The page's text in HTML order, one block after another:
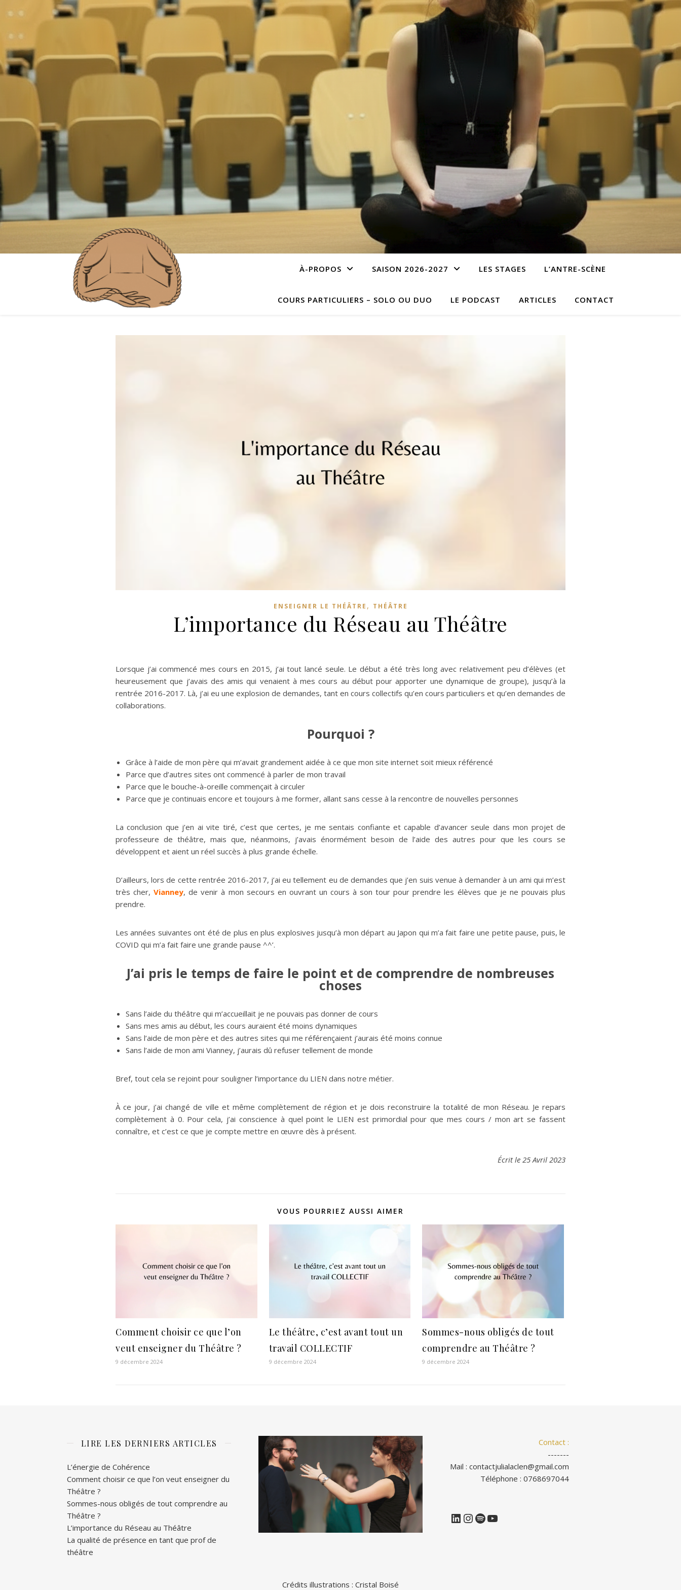
À-PROPOS SAISON 2026-2027 LES STAGES L’ANTRE-SCÈNE
COURS PARTICULIERS – SOLO OU DUO LE PODCAST ARTICLES CONTACT
ENSEIGNER LE THÉÂTRE , THÉÂTRE
L’importance du Réseau au Théâtre
Lorsque j’ai commencé mes cours en 2015, j’ai tout lancé seule. Le début a été très long avec relativement peu d’élèves (et
heureusement que j’avais des amis qui venaient à mes cours au début pour apporter une dynamique de groupe), jusqu’à la
rentrée 2016-2017. Là, j’ai eu une explosion de demandes, tant en cours collectifs qu’en cours particuliers et qu’en demandes de
collaborations.
Pourquoi ?
Grâce à l’aide de mon père qui m’avait grandement aidée à ce que mon site internet soit mieux référencé
Parce que d’autres sites ont commencé à parler de mon travail
Parce que le bouche-à-oreille commençait à circuler
Parce que je continuais encore et toujours à me former, allant sans cesse à la rencontre de nouvelles personnes
La conclusion que j’en ai vite tiré, c’est que certes, je me sentais confiante et capable d’avancer seule dans mon projet de
professeure de théâtre, mais que, néanmoins, j’avais énormément besoin de l’aide des autres pour que les cours se
développent et aient un réel succès à plus grande échelle.
D’ailleurs, lors de cette rentrée 2016-2017, j’ai eu tellement eu de demandes que j’en suis venue à demander à un ami qui m’est
très cher,Vianney, de venir à mon secours en ouvrant un cours à son tour pour prendre les élèves que je ne pouvais plus
prendre.
Les années suivantes ont été de plus en plus explosives jusqu’à mon départ au Japon qui m’a fait faire une petite pause, puis, le
COVID qui m’a fait faire une grande pause ^^’.
J’ai pris le temps de faire le point et de comprendre de nombreuses
choses
Sans l’aide du théâtre qui m’accueillait je ne pouvais pas donner de cours
Sans mes amis au début, les cours auraient été moins dynamiques
Sans l’aide de mon père et des autres sites qui me référençaient j’aurais été moins connue
Sans l’aide de mon ami Vianney, j’aurais dû refuser tellement de monde
Bref, tout cela se rejoint pour souligner l’importance du LIEN dans notre métier.
À ce jour, j’ai changé de ville et même complètement de région et je dois reconstruire la totalité de mon Réseau. Je repars
complètement à 0. Pour cela, j’ai conscience à quel point le LIEN est primordial pour que mes cours / mon art se fassent
connaître, et c’est ce que je compte mettre en œuvre dès à présent.
Écrit le 25 Avril 2023
VOUS POURRIEZ AUSSI AIMER
Comment choisir ce que l’on
veut enseigner du Théâtre ?
9 décembre 2024
Le théâtre, c’est avant tout un
travail COLLECTIF
9 décembre 2024
Sommes-nous obligés de tout
comprendre au Théâtre ?
9 décembre 2024
LIRE LES DERNIERS ARTICLES
L’énergie de Cohérence
Comment choisir ce que l’on veut enseigner du
Théâtre ?
Sommes-nous obligés de tout comprendre au
Théâtre ?
L’importance du Réseau au Théâtre
La qualité de présence en tant que prof de
théâtre
Contact :
-------
Mail : contactjulialaclen@gmail.com
Téléphone : 0768697044
LinkedIn
Instagram
Spotify
YouTube
Crédits illustrations : Cristal Boisé